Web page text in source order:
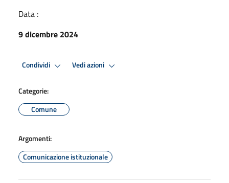
Data :
9 dicembre 2024
Condividi Vedi azioni
Categorie:
Comune
Argomenti:
Comunicazione istituzionale